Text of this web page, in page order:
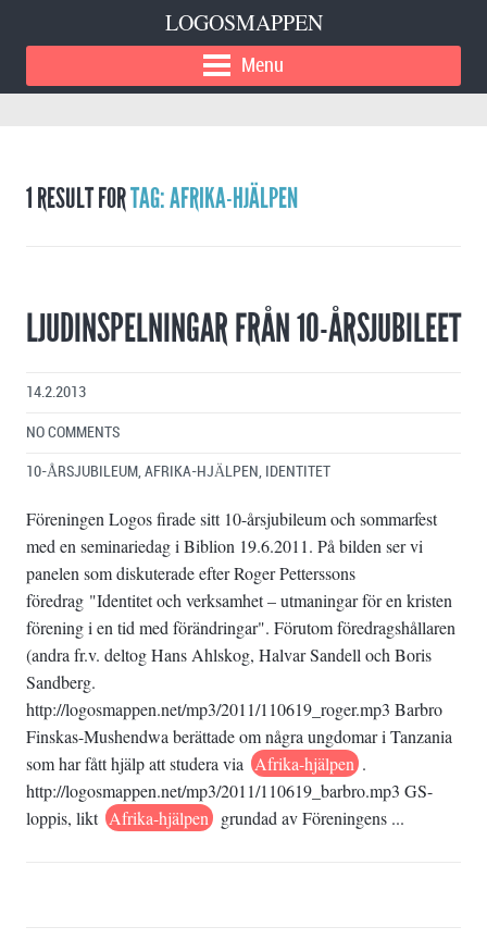
LOGOSMAPPEN
Menu
1 RESULT FORTAG: AFRIKA-HJÄLPEN
LJUDINSPELNINGAR FRÅN 10-ÅRSJUBILEET
14.2.2013
NO COMMENTS
10-ÅRSJUBILEUM, AFRIKA-HJÄLPEN, IDENTITET
Föreningen Logos firade sitt 10-årsjubileum och sommarfest
med en seminariedag i Biblion 19.6.2011. På bilden ser vi
panelen som diskuterade efter Roger Petterssons
föredrag "Identitet och verksamhet – utmaningar för en kristen
förening i en tid med förändringar". Förutom föredragshållaren
(andra fr.v. deltog Hans Ahlskog, Halvar Sandell och Boris
Sandberg.
http://logosmappen.net/mp3/2011/110619_roger.mp3 Barbro
Finskas-Mushendwa berättade om några ungdomar i Tanzania
som har fått hjälp att studera via Afrika-hjälpen .
http://logosmappen.net/mp3/2011/110619_barbro.mp3 GS-
loppis, likt Afrika-hjälpen grundad av Föreningens ...